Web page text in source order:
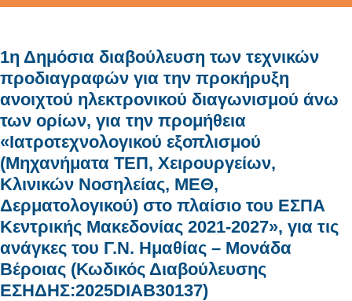
1η Δημόσια διαβούλευση των τεχνικών
προδιαγραφών για την προκήρυξη
ανοιχτού ηλεκτρονικού διαγωνισμού άνω
των ορίων, για την προμήθεια
«Ιατροτεχνολογικού εξοπλισμού
(Μηχανήματα ΤΕΠ, Χειρουργείων,
Κλινικών Νοσηλείας, ΜΕΘ,
Δερματολογικού) στο πλαίσιο του ΕΣΠΑ
Κεντρικής Μακεδονίας 2021-2027», για τις
ανάγκες του Γ.Ν. Ημαθίας – Μονάδα
Βέροιας (Κωδικός Διαβούλευσης
ΕΣΗΔΗΣ:2025DIAB30137)